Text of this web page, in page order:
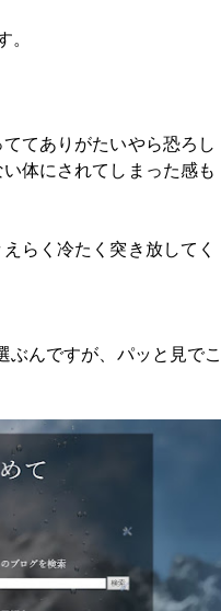
てありがたいやら恐ろし
体にされてしまった感も
らく冷たく突き放してく
んですが、パッと見でこ